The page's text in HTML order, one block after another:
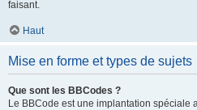
faisant.
Haut
Mise en forme et types de sujets
Que sont les BBCodes ?
Le BBCode est une implantation spéciale